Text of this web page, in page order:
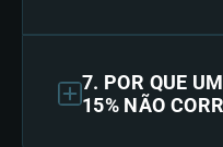
7. POR QUE
15% NÃO